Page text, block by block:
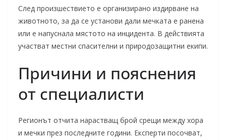
След произшествието е организирано издирване на
животното, за да се установи дали мечката е ранена
или е напуснала мястото на инцидента. В действията
участват местни спасителни и природозащитни екипи.
Причини и пояснения
от специалисти
Регионът отчита нарастващ брой срещи между хора
и мечки през последните години. Експерти посочват,